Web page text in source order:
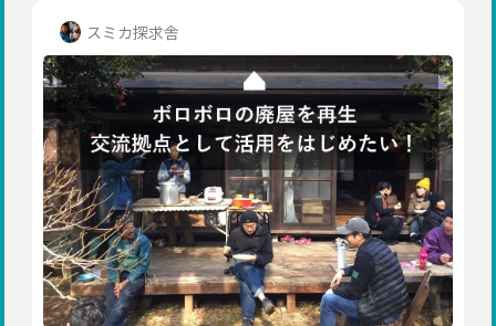
宮城
秋田
山形
福島
関東
茨城
栃木
群馬
新潟 富山 石川
長野
岐阜 静岡 愛知
近畿
三重 京都 大阪
兵庫
奈良
和歌山
中国
鳥取 島根 岡山 広島 山口
四国
徳島 香川 愛媛 高知
九州・沖縄
スミカ探求舎